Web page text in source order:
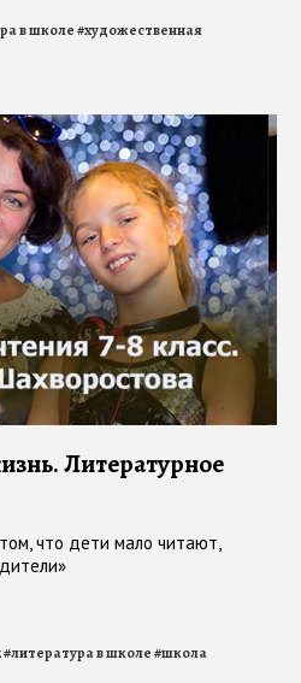
в школе#художественная
Литературное
что дети мало читают,
#литература в школе#школа